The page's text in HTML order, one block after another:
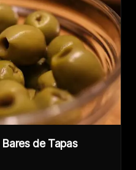
de Tapas